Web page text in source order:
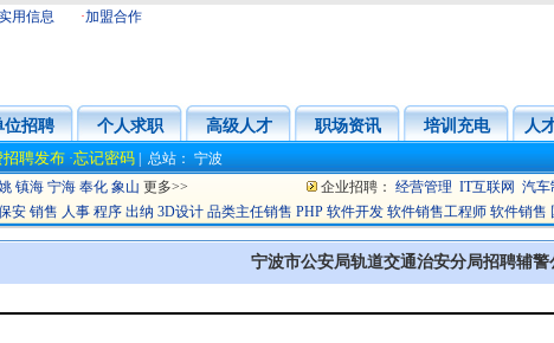
用信息 ·加盟合作
位招聘 个人求职 高级人才 职场资讯 培训充电 人
招聘发布 ·忘记密码 | 总站： 宁波
镇海 宁海 奉化 象山 更多>> 企业招聘： 经营管理 IT互联网 汽车
安 销售 人事 程序 出纳 3D设计 品类主任销售 PHP 软件开发 软件销售工程师 软件销售
宁波市公安局轨道交通治安分局招聘辅警